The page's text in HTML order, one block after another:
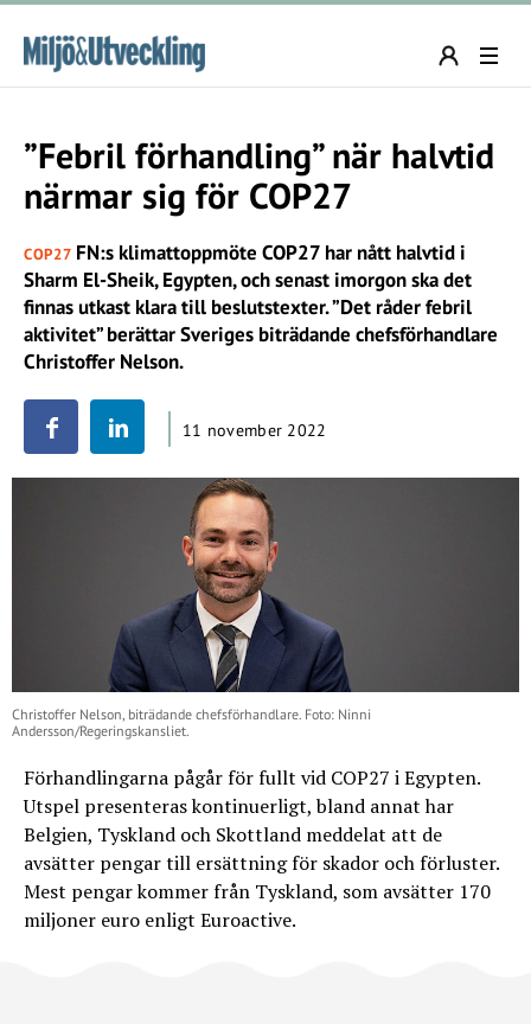
”Febril förhandling” när halvtid
närmar sig för COP27
COP27 FN:s klimattoppmöte COP27 har nått halvtid i
Sharm El-Sheik, Egypten, och senast imorgon ska det
finnas utkast klara till beslutstexter. ”Det råder febril
aktivitet” berättar Sveriges biträdande chefsförhandlare
Christoffer Nelson.
11 november 2022
Christoffer Nelson, biträdande chefsförhandlare. Foto: Ninni
Andersson/Regeringskansliet.
Förhandlingarna pågår för fullt vid COP27 i Egypten.
Utspel presenteras kontinuerligt, bland annat har
Belgien, Tyskland och Skottland meddelat att de
avsätter pengar till ersättning för skador och förluster.
Mest pengar kommer från Tyskland, som avsätter 170
miljoner euro enligt Euroactive.